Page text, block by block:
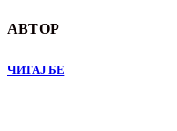
АВТОР
ЧИТАЈ БЕ